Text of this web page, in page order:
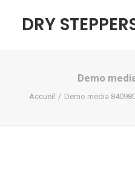
DRY
Demo
Accueil Demo media